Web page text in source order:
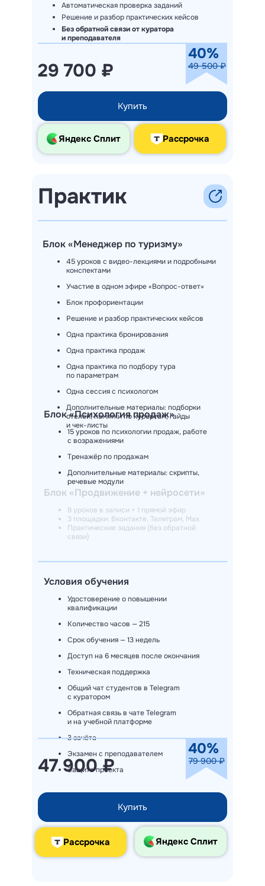
Купить
Условия обучения
Удостоверение о повышении
квалификации
Количество часов — 215
Срок обучения — 13 недель
Доступ на 6 месяцев после окончания
Техническая поддержка
Общий чат студентов в Telegram
с куратором
Обратная связь в чате Telegram
и на учебной платформе
3 зачёта
Экзамен с преподавателем
Защита проекта
Блок «Продвижение + нейросети»
8 уроков в записи + 1 прямой эфир
3 площадки: Вконтакте, Телеграм, Мах
Практические задания (без обратной
связи)
Блок «Психология продаж»
15 уроков по психологии продаж, работе
с возражениями
Тренажёр по продажам
Дополнительные материалы: скрипты,
речевые модули
Блок «Менеджер по туризму»
45 уроков с видео-лекциями и подробными
конспектами
Участие в одном эфире «Вопрос-ответ»
Блок профориентации
Решение и разбор практических кейсов
Одна практика бронирования
Одна практика продаж
Одна практика по подбору тура
по параметрам
Одна сессия с психологом
Дополнительные материалы: подборки
отелей, памятки по курортам, гайды
и чек-листы
Практик
47 900 ₽
40%
79 900 ₽
Яндекс Сплит
Рассрочка
Купить
Без обратной связи от куратора
и преподавателя
Решение и разбор практических кейсов
Автоматическая проверка заданий
29 700 ₽
40%
49 500 ₽
Яндекс Сплит Рассрочка